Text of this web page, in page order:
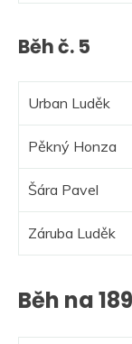
Běh č. 5
Urban Luděk
Pěkný Honza
Šára Pavel
Záruba Luděk
Běh na